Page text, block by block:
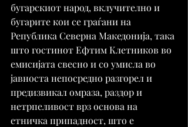
бугарскиот народ, вклучително и
бугарите кои се граѓани на
Република Северна Македонија, така
што гостинот Ефтим Клетников во
емисијата свесно и со умисла во
јавноста непосредно разгорел и
предизвикал омраза, раздор и
нетрпеливост врз основа на
етничка припадност, што е